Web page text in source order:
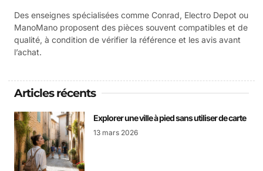
Des enseignes spécialisées comme Conrad, Electro Depot ou
ManoMano proposent des pièces souvent compatibles et de
qualité, à condition de vérifier la référence et les avis avant
l’achat.
Articles récents
Explorer une ville à pied sans utiliser de carte
13 mars 2026